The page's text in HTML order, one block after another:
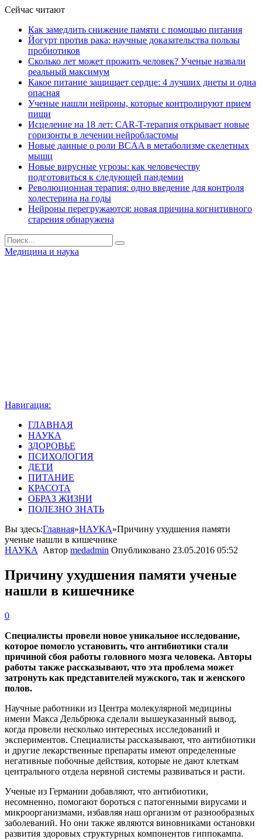
Сейчас читают
Как замедлить снижение памяти с помощью питания
Йогурт против рака: научные доказательства пользы
пробиотиков
Сколько лет может прожить человек? Ученые назвали
реальный максимум
Какое питание защищает сердце: 4 лучших диеты и одна
опасная
Ученые нашли нейроны, которые контролируют прием
пищи
Исцеление на 18 лет: CAR-T-терапия открывает новые
горизонты в лечении нейробластомы
Новые данные о роли BCAA в метаболизме скелетных
мышц
Новые вирусные угрозы: как человечеству
подготовиться к следующей пандемии
Революционная терапия: одно введение для контроля
холестерина на годы
Нейроны перегружаются: новая причина когнитивного
старения обнаружена
Медицина и наука
Навигация:
ГЛАВНАЯ
НАУКА
ЗДОРОВЬЕ
ПСИХОЛОГИЯ
ДЕТИ
ПИТАНИЕ
КРАСОТА
ОБРАЗ ЖИЗНИ
ПОЛЕЗНО ЗНАТЬ
Вы здесь:Главная»НАУКА»Причину ухудшения памяти
ученые нашли в кишечнике
НАУКА
Автор medadmin Опубликовано 23.05.2016 05:52
Причину ухудшения памяти ученые
нашли в кишечнике
0
Специалисты провели новое уникальное исследование,
которое помогло установить, что антибиотики стали
причиной сбоя работы головного мозга человека. Авторы
работы также рассказывают, что эта проблема может
затронуть как представителей мужского, так и женского
полов.
Научные работники из Центра молекулярной медицины
имени Макса Дельбрюка сделали вышеуказанный вывод,
когда провели несколько интересных исследований и
экспериментов. Специалисты рассказывают, что антибиотики
и другие лекарственные препараты имеют определенные
негативные побочные действия, которые не дают клеткам
центрального отдела нервной системы развиваться и расти.
Ученые из Германии добавляют, что антибиотики,
несомненно, помогают бороться с патогенными вирусами и
микроорганизмами, избавляя наш организм от разнообразных
заболеваний. Но они также являются виновниками остановки
развития здоровых структурных компонентов гиппокампа.